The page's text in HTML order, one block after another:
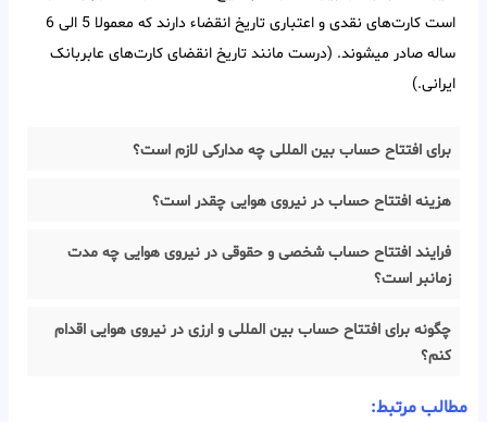
است کارت‌های نقدی و اعتباری تاریخ انقضاء دارند که معمولا 5 الی 6
ساله صادر میشوند. (درست مانند تاریخ انقضای کارت‌های عابربانک
ایرانی.)
برای افتتاح حساب بین المللی چه مدارکی لازم است؟
هزینه افتتاح حساب در نیروی هوایی چقدر است؟
فرایند افتتاح حساب شخصی و حقوقی در نیروی هوایی چه مدت
زمانبر است؟
چگونه برای افتتاح حساب بین المللی و ارزی در نیروی هوایی اقدام
کنم؟
مطالب مرتبط: